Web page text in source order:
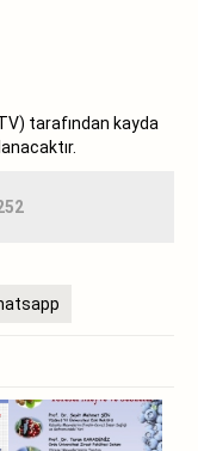
tarafından kayda